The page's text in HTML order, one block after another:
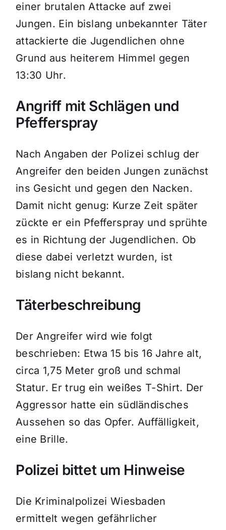
einer brutalen Attacke auf zwei
Jungen. Ein bislang unbekannter Täter
attackierte die Jugendlichen ohne
Grund aus heiterem Himmel gegen
13:30 Uhr.
Angriff mit Schlägen und
Pfefferspray
Nach Angaben der Polizei schlug der
Angreifer den beiden Jungen zunächst
ins Gesicht und gegen den Nacken.
Damit nicht genug: Kurze Zeit später
zückte er ein Pfefferspray und sprühte
es in Richtung der Jugendlichen. Ob
diese dabei verletzt wurden, ist
bislang nicht bekannt.
Täterbeschreibung
Der Angreifer wird wie folgt
beschrieben: Etwa 15 bis 16 Jahre alt,
circa 1,75 Meter groß und schmal
Statur. Er trug ein weißes T-Shirt. Der
Aggressor hatte ein südländisches
Aussehen so das Opfer. Auffälligkeit,
eine Brille.
Polizei bittet um Hinweise
Die Kriminalpolizei Wiesbaden
ermittelt wegen gefährlicher